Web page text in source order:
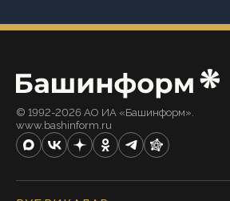
© 1992-2026 АО ИА «Башинформ».
www.bashinform.ru